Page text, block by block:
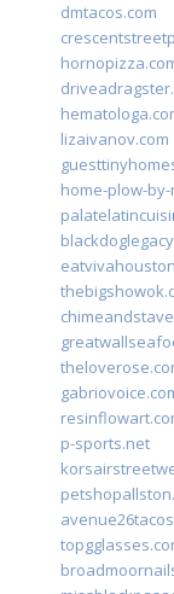
dmtacos.com
lizaivanov.com
home-plow-
p-sports.net